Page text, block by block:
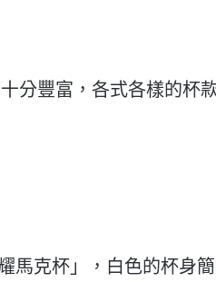
分豐富，各式各樣的杯
馬克杯」，白色的杯身